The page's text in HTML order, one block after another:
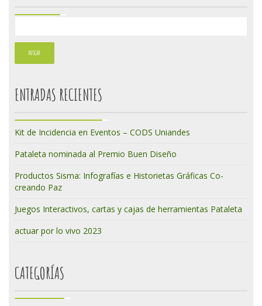
ENTRADAS RECIENTES
Kit de Incidencia en Eventos – CODS Uniandes
Pataleta nominada al Premio Buen Diseño
Productos Sisma: Infografías e Historietas Gráficas Co-
creando Paz
Juegos Interactivos, cartas y cajas de herramientas Pataleta
actuar por lo vivo 2023
CATEGORÍAS